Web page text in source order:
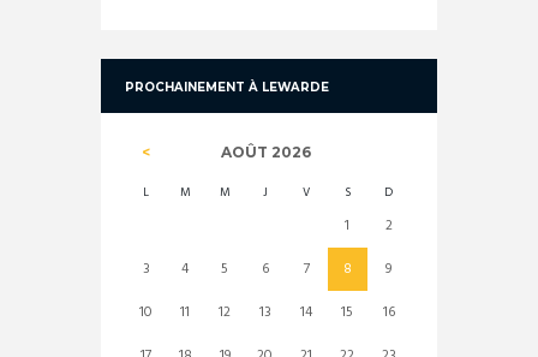
PROCHAINEMENT À LEWARDE
AOÛT 2026
L M M J V S D
1
2
3
4 5 6 7 8
9
10
11 12 13 14 15
16